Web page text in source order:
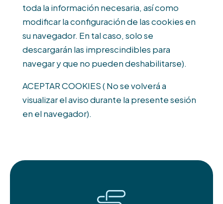
toda la información necesaria, así como
modificar la configuración de las cookies en
su navegador. En tal caso, solo se
descargarán las imprescindibles para
navegar y que no pueden deshabilitarse).
ACEPTAR COOKIES ( No se volverá a
visualizar el aviso durante la presente sesión
en el navegador).